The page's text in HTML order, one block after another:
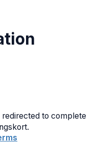
to complete